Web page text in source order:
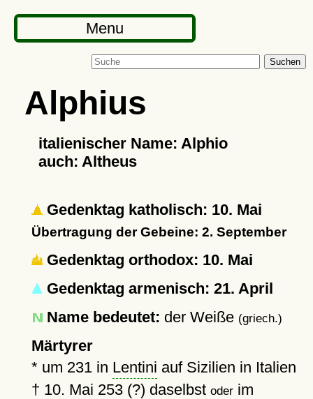
Menu
Suchen
Alphius
italienischer Name: Alphio
auch: Altheus
Gedenktag katholisch: 10. Mai
Übertragung der Gebeine: 2. September
Gedenktag orthodox: 10. Mai
Gedenktag armenisch: 21. April
Name bedeutet: der Weiße (griech.)
Märtyrer
* um 231in Lentini auf Sizilien in Italien
† 10. Mai 253 (?) daselbst oderim